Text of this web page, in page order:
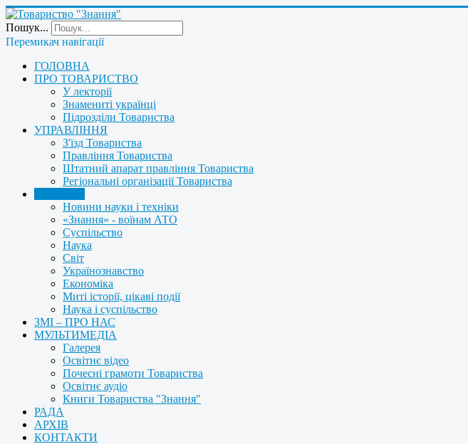
Пошук...
Перемикач навігації
ГОЛОВНА
ПРО ТОВАРИСТВО
У лекторії
Знамениті українці
Підрозділи Товариства
УПРАВЛІННЯ
З'їзд Товариства
Правління Товариства
Штатний апарат правління Товариства
Регіональні організації Товариства
Новини науки і техніки
«Знання» - воїнам АТО
Суспільство
Наука
Світ
Українознавство
Економіка
Миті історії, цікаві події
Наука і суспільство
ЗМІ – ПРО НАС
МУЛЬТИМЕДІА
Галерея
Освітнє відео
Почесні грамоти Товариства
Освітнє аудіо
Книги Товариства "Знання"
РАДА
АРХІВ
КОНТАКТИ